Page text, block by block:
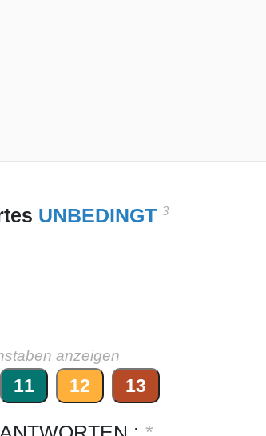
UNBEDINGT 3
anzeigen
11 12 13